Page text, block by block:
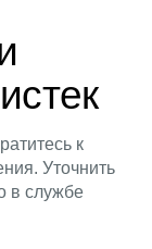
к
Уточнить
в службе